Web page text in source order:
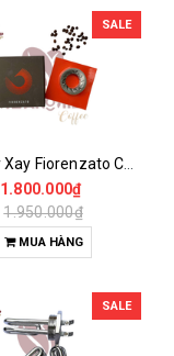
SALE
1.800.000₫
1.950.000₫
MUA HÀNG
SALE